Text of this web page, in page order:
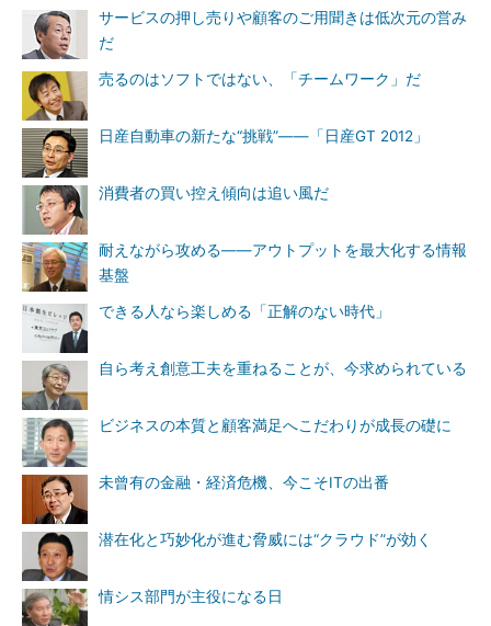
サービスの押し売りや顧客のご用聞きは低次元の営み
だ
売るのはソフトではない、「チームワーク」だ
日産自動車の新たな“挑戦”――「日産GT 2012」
消費者の買い控え傾向は追い風だ
耐えながら攻める――アウトプットを最大化する情報
基盤
できる人なら楽しめる「正解のない時代」
自ら考え創意工夫を重ねることが、今求められている
ビジネスの本質と顧客満足へこだわりが成長の礎に
未曾有の金融・経済危機、今こそITの出番
潜在化と巧妙化が進む脅威には“クラウド”が効く
情シス部門が主役になる日